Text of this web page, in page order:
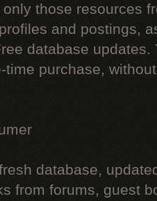
those resources
and postings,
database updates.
time purchase,
database,
from forums, guest